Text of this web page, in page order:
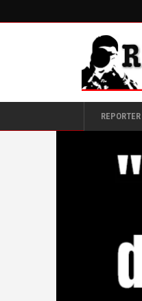
REPORTER